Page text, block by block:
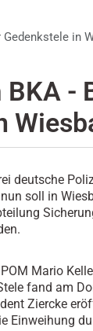
in
-
deutsche
soll in
Mario
fand am
Ziercke
Einweihung